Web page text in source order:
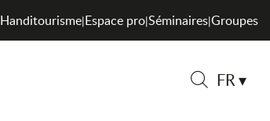
FR
Handitourisme|Espace pro|Séminaires|Groupes